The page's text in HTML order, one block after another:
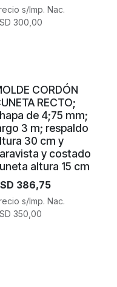
s/Imp. Nac.
300,00
CORDÓN
RECTO;
de 4;75 mm;
3 m; respaldo
30 cm y
y costado
altura 15 cm
386,75
s/Imp. Nac.
350,00